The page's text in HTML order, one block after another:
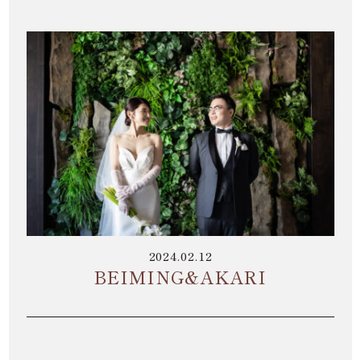
2024.02.12
BEIMING&AKARI